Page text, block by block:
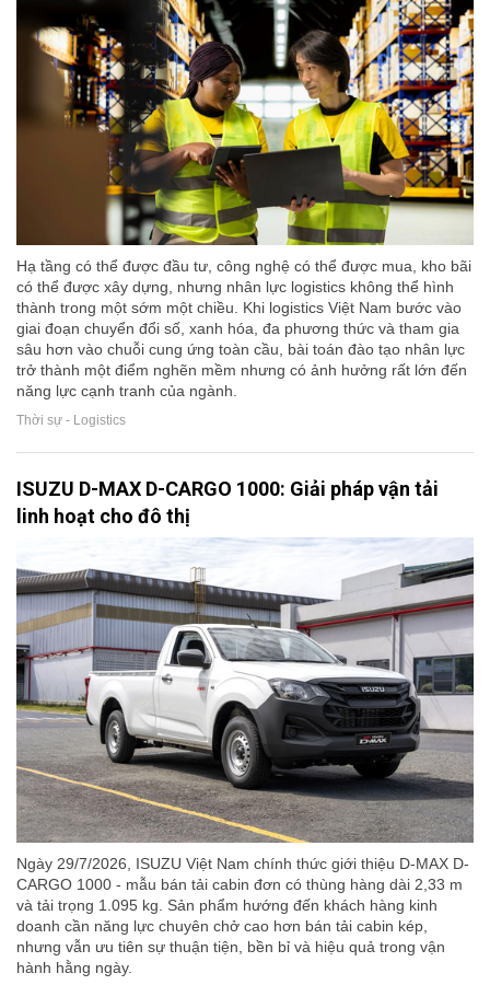
Hạ tầng có thể được đầu tư, công nghệ có thể được mua, kho bãi
có thể được xây dựng, nhưng nhân lực logistics không thể hình
thành trong một sớm một chiều. Khi logistics Việt Nam bước vào
giai đoạn chuyển đổi số, xanh hóa, đa phương thức và tham gia
sâu hơn vào chuỗi cung ứng toàn cầu, bài toán đào tạo nhân lực
trở thành một điểm nghẽn mềm nhưng có ảnh hưởng rất lớn đến
năng lực cạnh tranh của ngành.
Thời sự - Logistics
ISUZU D-MAX D-CARGO 1000: Giải pháp vận tải
linh hoạt cho đô thị
Ngày 29/7/2026, ISUZU Việt Nam chính thức giới thiệu D-MAX D-
CARGO 1000 - mẫu bán tải cabin đơn có thùng hàng dài 2,33 m
và tải trọng 1.095 kg. Sản phẩm hướng đến khách hàng kinh
doanh cần năng lực chuyên chở cao hơn bán tải cabin kép,
nhưng vẫn ưu tiên sự thuận tiện, bền bỉ và hiệu quả trong vận
hành hằng ngày.